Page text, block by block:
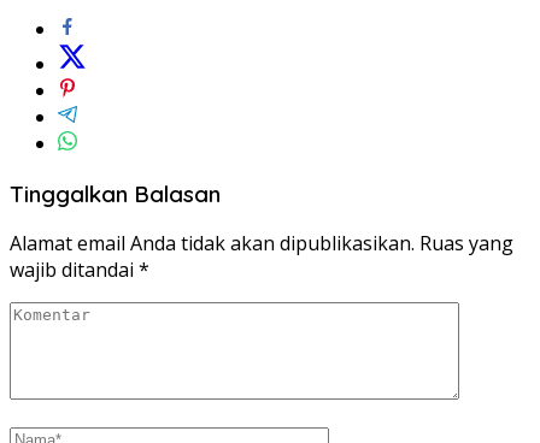
Tinggalkan Balasan
Alamat email Anda tidak akan dipublikasikan. Ruas yang
wajib ditandai *